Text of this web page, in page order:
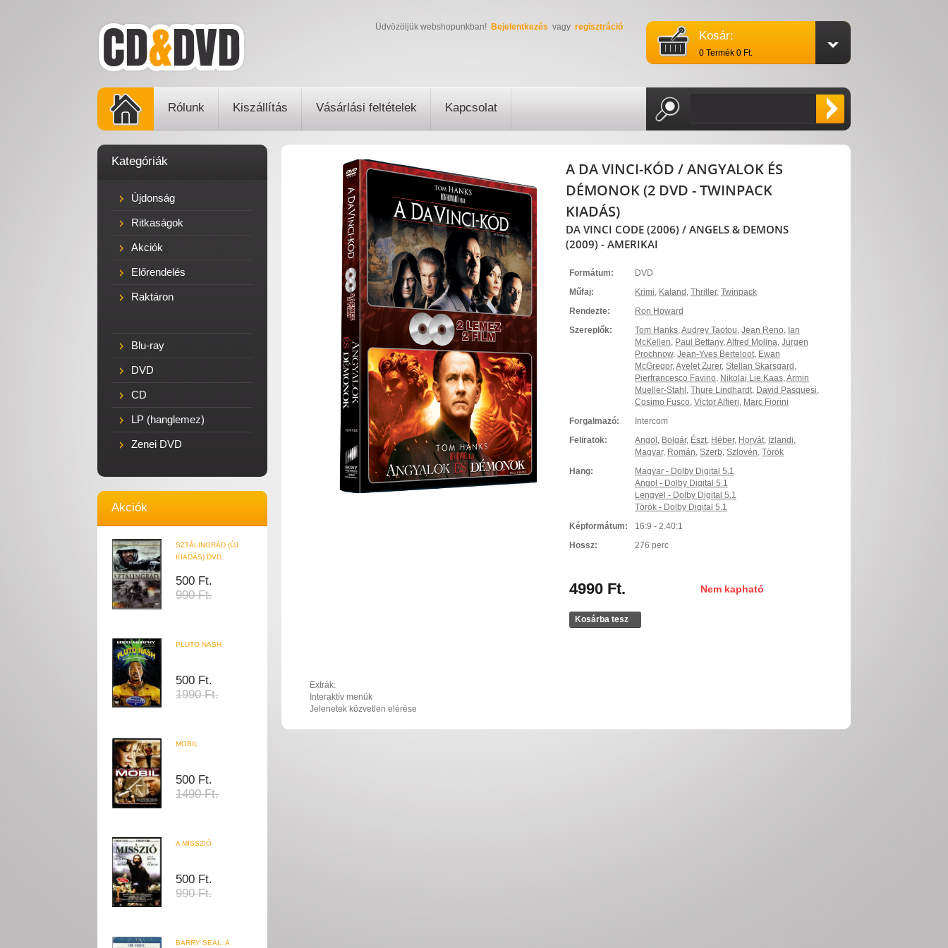
Kosár:
0 Termék 0 Ft.
Üdvözöljük webshopunkban! Bejelentkezés vagy regisztráció
Rólunk Kiszállítás Vásárlási feltételek Kapcsolat
Kategóriák
Újdonság
Ritkaságok
Akciók
Előrendelés
Raktáron
Blu-ray
DVD
CD
LP (hanglemez)
Zenei DVD
Akciók
SZTÁLINGRÁD (ÚJ
KIADÁS) DVD
500 Ft.
990 Ft.
PLUTO NASH
500 Ft.
1990 Ft.
MOBIL
500 Ft.
1490 Ft.
A MISSZIÓ
500 Ft.
990 Ft.
BARRY SEAL: A
A DA VINCI-KÓD / ANGYALOK ÉS
DÉMONOK (2 DVD - TWINPACK
KIADÁS)
DA VINCI CODE (2006) / ANGELS & DEMONS
(2009) - AMERIKAI
Formátum:
DVD
Műfaj:
Krimi, Kaland , Thriller, Twinpack
Rendezte:
Ron Howard
Szereplők:
Tom Hanks,Audrey Taotou, Jean Reno, Ian
McKellen, Paul Bettany,Alfred Molina, Jürgen
Prochnow, Jean-Yves Berteloot, Ewan
McGregor,Ayelet Zurer, Stellan Skarsgard ,
Pierfrancesco Favino, Nikolaj Lie Kaas,Armin
Mueller-Stahl , Thure Lindhardt, David Pasquesi,
Cosimo Fusco, Victor Alfieri, Marc Fiorini
Forgalmazó:
Intercom
Feliratok:
Angol , Bolgár, Észt, Héber, Horvát, Izlandi,
Magyar, Román, Szerb, Szlovén, Török
Hang:
Magyar - Dolby Digital 5.1
Angol - Dolby Digital 5.1
Lengyel - Dolby Digital 5.1
Török - Dolby Digital 5.1
Képformátum:
16:9 - 2.40:1
Hossz:
276 perc
4990 Ft. Nem kapható
Kosárba tesz
Extrák:
Interaktív menük
Jelenetek közvetlen elérése